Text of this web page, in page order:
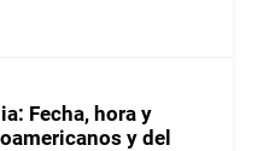
Fecha, hora y
y del